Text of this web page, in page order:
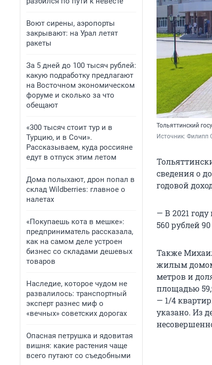
Воют сирены, аэропорты
закрывают: на Урал летят
ракеты
За 5 дней до 100 тысяч рублей:
какую подработку предлагают
на Восточном экономическом
форуме и сколько за что
обещают
«300 тысяч стоит тур и в
Турцию, и в Сочи».
Рассказываем, куда россияне
едут в отпуск этим летом
Дома полыхают, дрон попал в
склад Wildberries: главное о
налетах
«Покупаешь кота в мешке»:
предприниматель рассказала,
как на самом деле устроен
бизнес со складами дешевых
товаров
Наследие, которое чудом не
развалилось: транспортный
эксперт разнес миф о
«вечных» советских дорогах
Опасная петрушка и ядовитая
вишня: какие растения чаще
всего путают со съедобными
Тольяттинский
Источник: Филипп
сведения о
годовой
— В 2021
560 рублей
Также
жилым домом
метров и
площадью
— 1/4
указано. Из